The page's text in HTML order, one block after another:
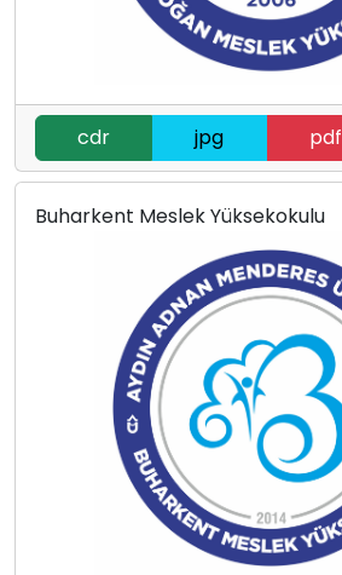
cdr jpg pdf
Buharkent Meslek Yüksekokulu